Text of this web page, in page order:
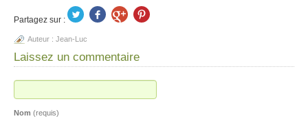
Partagez sur :
Auteur : Jean-Luc
Laissez un commentaire
Nom (requis)